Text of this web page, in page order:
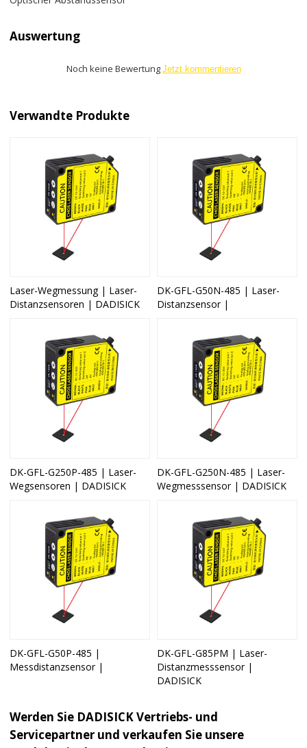
Auswertung
Noch keine Bewertung Jetzt kommentieren
Verwandte Produkte
Laser-Wegmessung | Laser-
Distanzsensoren | DADISICK
DK-GFL-G50N-485 | Laser-
Distanzsensor |
DK-GFL-G250P-485 | Laser-
Wegsensoren | DADISICK
DK-GFL-G250N-485 | Laser-
Wegmesssensor | DADISICK
DK-GFL-G50P-485 |
Messdistanzsensor |
DK-GFL-G85PM | Laser-
Distanzmesssensor |
DADISICK
Werden Sie DADISICK Vertriebs- und
Servicepartner und verkaufen Sie unsere